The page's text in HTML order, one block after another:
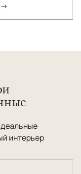
→
интерьер